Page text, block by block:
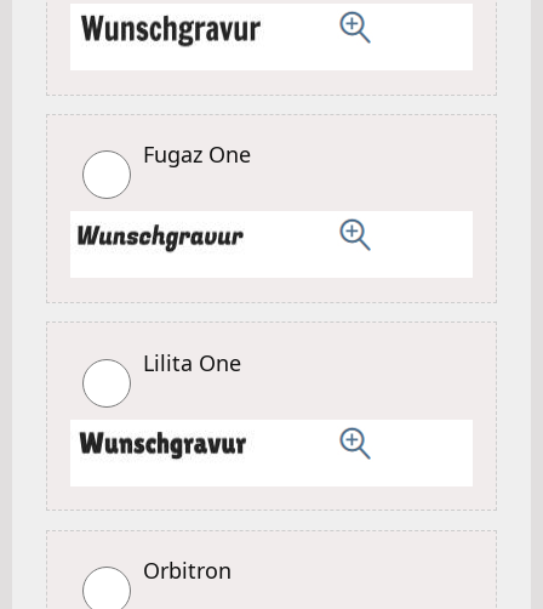
Fugaz One
Lilita One
Orbitron